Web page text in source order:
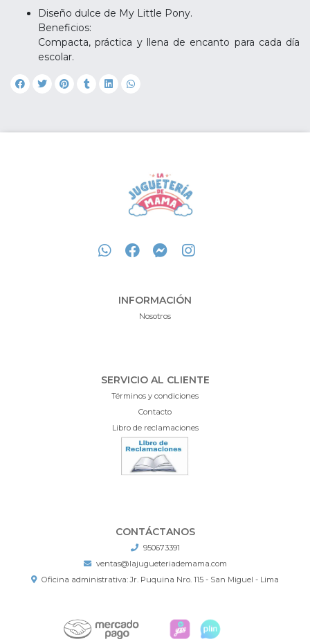
Diseño dulce de My Little Pony.
Beneficios:
Compacta, práctica y llena de encanto para cada día
escolar.
INFORMACIÓN
Nosotros
SERVICIO AL CLIENTE
Términos y condiciones
Contacto
Libro de reclamaciones
CONTÁCTANOS
950673391
ventas@lajugueteriademama.com
Oficina administrativa: Jr. Puquina Nro. 115 - San Miguel - Lima